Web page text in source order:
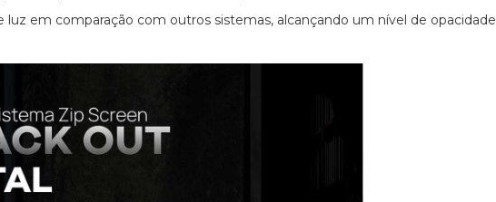
em comparação com outros sistemas, alcançando um nível de opacidade